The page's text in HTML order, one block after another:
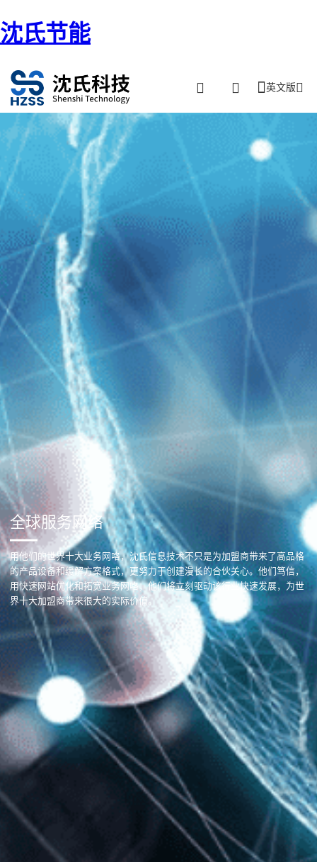
沈氏节能
英文版
全球服务网络
用他们的世界十大业务网咯，沈氏信息技术不只是为加盟商带来了高品格
的产品设备和缓解方案格式，更努力于创建漫长的合伙关心。他们笃信，
用快速网站优化和拓宽业务网咯，他们将立刻驱动该行业快速发展，为世
界十大加盟商带来很大的实际价值。